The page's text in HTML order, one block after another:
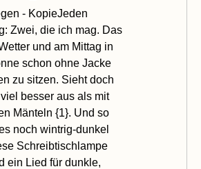
Jeden
Zwei, die ich mag. Das
und am Mittag in
schon ohne Jacke
zu sitzen. Sieht doch
besser aus als mit
Mänteln {1}. Und so
noch wintrig-dunkel
Schreibtischlampe
ein Lied für dunkle,